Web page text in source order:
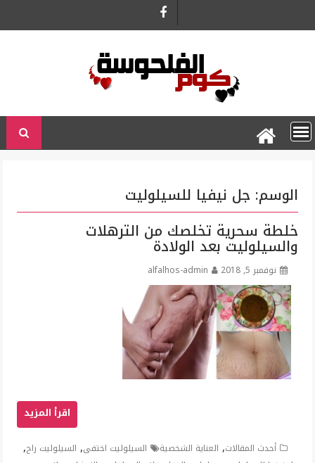
الوسم: جل نيفيا للسيلوليت
خلطة سحرية تخلصك من الترهلات
والسيلوليت بعد الولادة
نوفمبر 5, 2018 alfalhos-admin
أحدث المقالات, العناية الشخصية السيلوليت اختفى, السيلوليت راح,